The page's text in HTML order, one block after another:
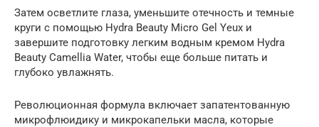
Затем осветлите глаза, уменьшите отечность и темные
круги с помощью Hydra Beauty Micro Gel Yeux и
завершите подготовку легким водным кремом Hydra
Beauty Camellia Water, чтобы еще больше питать и
глубоко увлажнять.
Революционная формула включает запатентованную
микрофлюидику и микрокапельки масла, которые